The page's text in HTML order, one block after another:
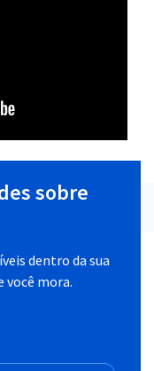
sobre
dentro da sua
você mora.